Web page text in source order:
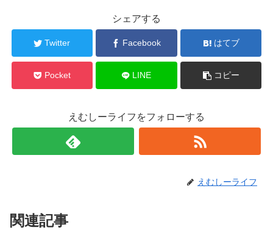
シェアする
Twitter Facebook はてブ
Pocket LINE コピー
えむしーライフをフォローする
えむしーライフ
関連記事